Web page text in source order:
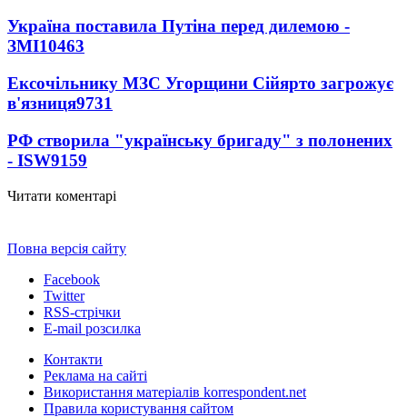
Україна поставила Путіна перед дилемою -
ЗМІ10463
Ексочільнику МЗС Угорщини Сійярто загрожує
в'язниця9731
РФ створила "українську бригаду" з полонених
- ISW9159
Читати коментарі
Повна версія сайту
Facebook
Twitter
RSS-стрічки
E-mail розсилка
Контакти
Реклама на сайті
Використання матеріалів korrespondent.net
Правила користування сайтом